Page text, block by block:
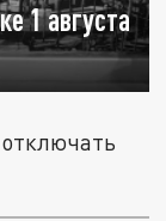
1 августа